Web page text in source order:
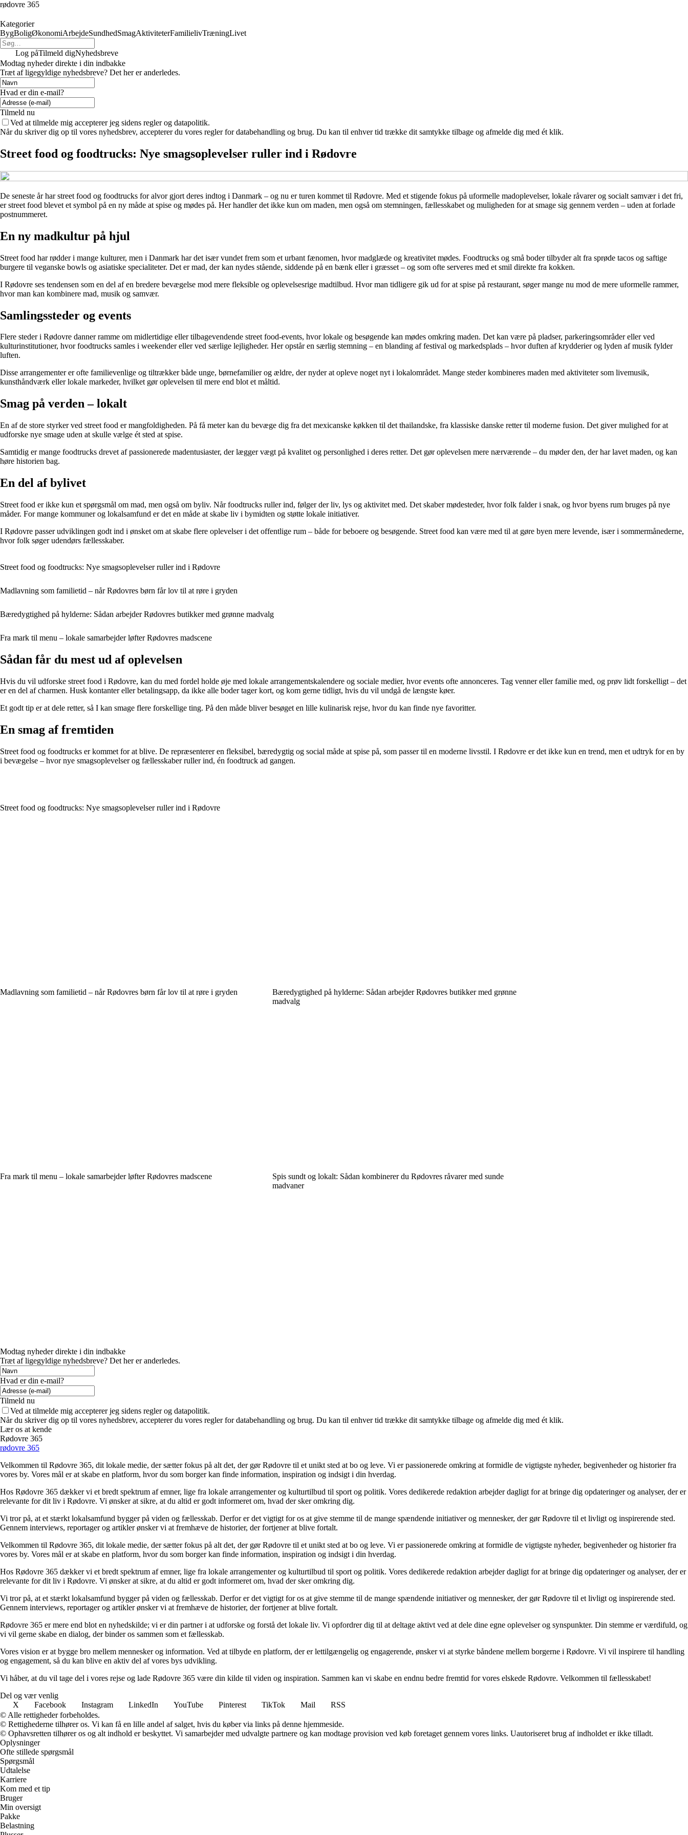
rødovre 365
Kategorier
BygBoligØkonomiArbejdeSundhedSmagAktiviteterFamilielivTræningLivet
Log påTilmeld digNyhedsbreve
Modtag nyheder direkte i din indbakke
Træt af ligegyldige nyhedsbreve? Det her er anderledes.
Hvad er din e-mail?
Tilmeld nu
Ved at tilmelde mig accepterer jeg sidens regler og datapolitik.
Når du skriver dig op til vores nyhedsbrev, accepterer du vores regler for databehandling og brug. Du kan til enhver tid trække dit samtykke tilbage og afmelde dig med ét klik.
Street food og foodtrucks: Nye smagsoplevelser ruller ind i Rødovre
De seneste år har street food og foodtrucks for alvor gjort deres indtog i Danmark – og nu er turen kommet til Rødovre. Med et stigende fokus på uformelle madoplevelser, lokale råvarer og socialt samvær i det fri,
er street food blevet et symbol på en ny måde at spise og mødes på. Her handler det ikke kun om maden, men også om stemningen, fællesskabet og muligheden for at smage sig gennem verden – uden at forlade
postnummeret.
En ny madkultur på hjul
Street food har rødder i mange kulturer, men i Danmark har det især vundet frem som et urbant fænomen, hvor madglæde og kreativitet mødes. Foodtrucks og små boder tilbyder alt fra sprøde tacos og saftige
burgere til veganske bowls og asiatiske specialiteter. Det er mad, der kan nydes stående, siddende på en bænk eller i græsset – og som ofte serveres med et smil direkte fra kokken.
I Rødovre ses tendensen som en del af en bredere bevægelse mod mere fleksible og oplevelsesrige madtilbud. Hvor man tidligere gik ud for at spise på restaurant, søger mange nu mod de mere uformelle rammer,
hvor man kan kombinere mad, musik og samvær.
Samlingssteder og events
Flere steder i Rødovre danner ramme om midlertidige eller tilbagevendende street food-events, hvor lokale og besøgende kan mødes omkring maden. Det kan være på pladser, parkeringsområder eller ved
kulturinstitutioner, hvor foodtrucks samles i weekender eller ved særlige lejligheder. Her opstår en særlig stemning – en blanding af festival og markedsplads – hvor duften af krydderier og lyden af musik fylder
luften.
Disse arrangementer er ofte familievenlige og tiltrækker både unge, børnefamilier og ældre, der nyder at opleve noget nyt i lokalområdet. Mange steder kombineres maden med aktiviteter som livemusik,
kunsthåndværk eller lokale markeder, hvilket gør oplevelsen til mere end blot et måltid.
Smag på verden – lokalt
En af de store styrker ved street food er mangfoldigheden. På få meter kan du bevæge dig fra det mexicanske køkken til det thailandske, fra klassiske danske retter til moderne fusion. Det giver mulighed for at
udforske nye smage uden at skulle vælge ét sted at spise.
Samtidig er mange foodtrucks drevet af passionerede madentusiaster, der lægger vægt på kvalitet og personlighed i deres retter. Det gør oplevelsen mere nærværende – du møder den, der har lavet maden, og kan
høre historien bag.
En del af bylivet
Street food er ikke kun et spørgsmål om mad, men også om byliv. Når foodtrucks ruller ind, følger der liv, lys og aktivitet med. Det skaber mødesteder, hvor folk falder i snak, og hvor byens rum bruges på nye
måder. For mange kommuner og lokalsamfund er det en måde at skabe liv i bymidten og støtte lokale initiativer.
I Rødovre passer udviklingen godt ind i ønsket om at skabe flere oplevelser i det offentlige rum – både for beboere og besøgende. Street food kan være med til at gøre byen mere levende, især i sommermånederne,
hvor folk søger udendørs fællesskaber.
Street food og foodtrucks: Nye smagsoplevelser ruller ind i Rødovre
Madlavning som familietid – når Rødovres børn får lov til at røre i gryden
Bæredygtighed på hylderne: Sådan arbejder Rødovres butikker med grønne madvalg
Fra mark til menu – lokale samarbejder løfter Rødovres madscene
Sådan får du mest ud af oplevelsen
Hvis du vil udforske street food i Rødovre, kan du med fordel holde øje med lokale arrangementskalendere og sociale medier, hvor events ofte annonceres. Tag venner eller familie med, og prøv lidt forskelligt – det
er en del af charmen. Husk kontanter eller betalingsapp, da ikke alle boder tager kort, og kom gerne tidligt, hvis du vil undgå de længste køer.
Et godt tip er at dele retter, så I kan smage flere forskellige ting. På den måde bliver besøget en lille kulinarisk rejse, hvor du kan finde nye favoritter.
En smag af fremtiden
Street food og foodtrucks er kommet for at blive. De repræsenterer en fleksibel, bæredygtig og social måde at spise på, som passer til en moderne livsstil. I Rødovre er det ikke kun en trend, men et udtryk for en by
i bevægelse – hvor nye smagsoplevelser og fællesskaber ruller ind, én foodtruck ad gangen.
Street food og foodtrucks: Nye smagsoplevelser ruller ind i Rødovre
Madlavning som familietid – når Rødovres børn får lov til at røre i gryden
Bæredygtighed på hylderne: Sådan arbejder Rødovres butikker med grønne
madvalg
Fra mark til menu – lokale samarbejder løfter Rødovres madscene
Spis sundt og lokalt: Sådan kombinerer du Rødovres råvarer med sunde
madvaner
Modtag nyheder direkte i din indbakke
Træt af ligegyldige nyhedsbreve? Det her er anderledes.
Hvad er din e-mail?
Tilmeld nu
Ved at tilmelde mig accepterer jeg sidens regler og datapolitik.
Når du skriver dig op til vores nyhedsbrev, accepterer du vores regler for databehandling og brug. Du kan til enhver tid trække dit samtykke tilbage og afmelde dig med ét klik.
Lær os at kende
Rødovre 365
rødovre 365
Velkommen til Rødovre 365, dit lokale medie, der sætter fokus på alt det, der gør Rødovre til et unikt sted at bo og leve. Vi er passionerede omkring at formidle de vigtigste nyheder, begivenheder og historier fra
vores by. Vores mål er at skabe en platform, hvor du som borger kan finde information, inspiration og indsigt i din hverdag.
Hos Rødovre 365 dækker vi et bredt spektrum af emner, lige fra lokale arrangementer og kulturtilbud til sport og politik. Vores dedikerede redaktion arbejder dagligt for at bringe dig opdateringer og analyser, der er
relevante for dit liv i Rødovre. Vi ønsker at sikre, at du altid er godt informeret om, hvad der sker omkring dig.
Vi tror på, at et stærkt lokalsamfund bygger på viden og fællesskab. Derfor er det vigtigt for os at give stemme til de mange spændende initiativer og mennesker, der gør Rødovre til et livligt og inspirerende sted.
Gennem interviews, reportager og artikler ønsker vi at fremhæve de historier, der fortjener at blive fortalt.
Velkommen til Rødovre 365, dit lokale medie, der sætter fokus på alt det, der gør Rødovre til et unikt sted at bo og leve. Vi er passionerede omkring at formidle de vigtigste nyheder, begivenheder og historier fra
vores by. Vores mål er at skabe en platform, hvor du som borger kan finde information, inspiration og indsigt i din hverdag.
Hos Rødovre 365 dækker vi et bredt spektrum af emner, lige fra lokale arrangementer og kulturtilbud til sport og politik. Vores dedikerede redaktion arbejder dagligt for at bringe dig opdateringer og analyser, der er
relevante for dit liv i Rødovre. Vi ønsker at sikre, at du altid er godt informeret om, hvad der sker omkring dig.
Vi tror på, at et stærkt lokalsamfund bygger på viden og fællesskab. Derfor er det vigtigt for os at give stemme til de mange spændende initiativer og mennesker, der gør Rødovre til et livligt og inspirerende sted.
Gennem interviews, reportager og artikler ønsker vi at fremhæve de historier, der fortjener at blive fortalt.
Rødovre 365 er mere end blot en nyhedskilde; vi er din partner i at udforske og forstå det lokale liv. Vi opfordrer dig til at deltage aktivt ved at dele dine egne oplevelser og synspunkter. Din stemme er værdifuld, og
vi vil gerne skabe en dialog, der binder os sammen som et fællesskab.
Vores vision er at bygge bro mellem mennesker og information. Ved at tilbyde en platform, der er lettilgængelig og engagerende, ønsker vi at styrke båndene mellem borgerne i Rødovre. Vi vil inspirere til handling
og engagement, så du kan blive en aktiv del af vores bys udvikling.
Vi håber, at du vil tage del i vores rejse og lade Rødovre 365 være din kilde til viden og inspiration. Sammen kan vi skabe en endnu bedre fremtid for vores elskede Rødovre. Velkommen til fællesskabet!
Del og vær venlig
X
Facebook Instagram LinkedIn YouTube Pinterest TikTok Mail
RSS
© Alle rettigheder forbeholdes.
© Rettighederne tilhører os. Vi kan få en lille andel af salget, hvis du køber via links på denne hjemmeside.
© Ophavsretten tilhører os og alt indhold er beskyttet. Vi samarbejder med udvalgte partnere og kan modtage provision ved køb foretaget gennem vores links. Uautoriseret brug af indholdet er ikke tilladt.
Oplysninger
Ofte stillede spørgsmål
Spørgsmål
Udtalelse
Karriere
Kom med et tip
Bruger
Min oversigt
Pakke
Belastning